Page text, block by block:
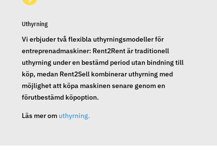
Uthyrning
Vi erbjuder två flexibla uthyrningsmodeller för
entreprenadmaskiner: Rent2Rent är traditionell
uthyrning under en bestämd period utan bindning till
köp, medan Rent2Sell kombinerar uthyrning med
möjlighet att köpa maskinen senare genom en
förutbestämd köpoption.
Läs mer om uthyrning.